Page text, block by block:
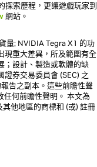
探索歷程，更讓遊戲玩家到
網站。
量; NVIDIA Tegra X1 的功
現重大差異，所及範圍有全
；設計、製造或軟體的缺
券交易委員會 (SEC) 之
告之副本。這些前瞻性聲
何前瞻性聲明。 本文為
他地區的商標和 (或) 註冊